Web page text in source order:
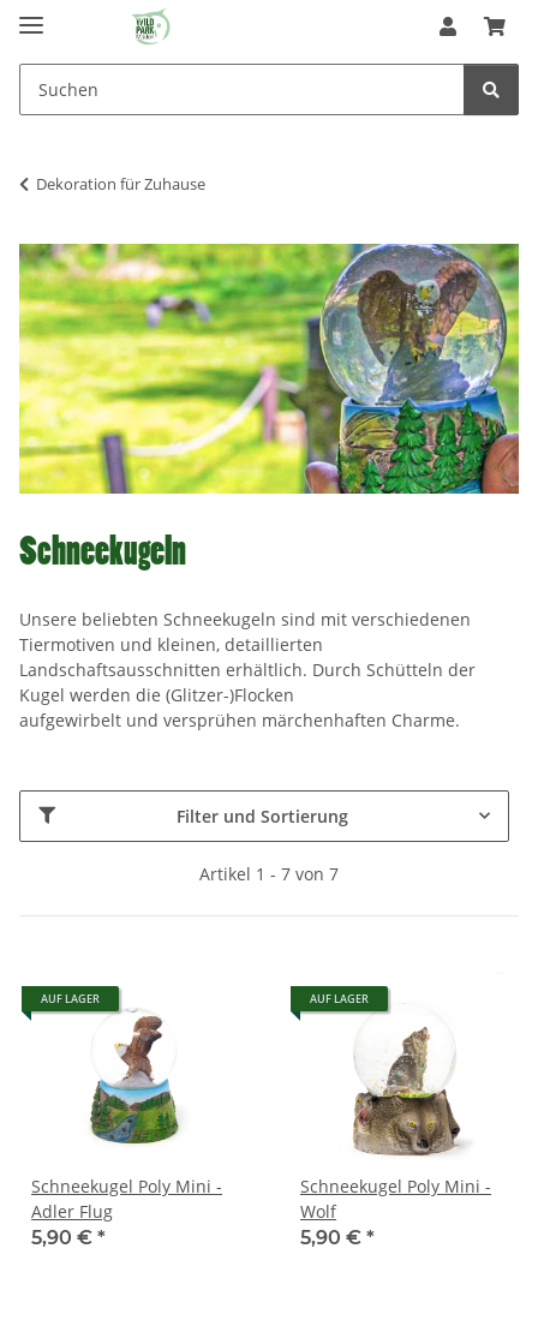
Dekoration für Zuhause
Schneekugeln
Unsere beliebten Schneekugeln sind mit verschiedenen
Tiermotiven und kleinen, detaillierten
Landschaftsausschnitten erhältlich. Durch Schütteln der
Kugel werden die (Glitzer-)Flocken
aufgewirbelt und versprühen märchenhaften Charme.
Filter und Sortierung
Artikel 1 - 7 von 7
AUF LAGER
Schneekugel Poly Mini -
Adler Flug
5,90 € *
AUF LAGER
Schneekugel Poly Mini -
Wolf
5,90 € *